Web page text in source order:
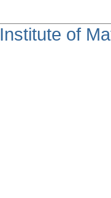
Institute of